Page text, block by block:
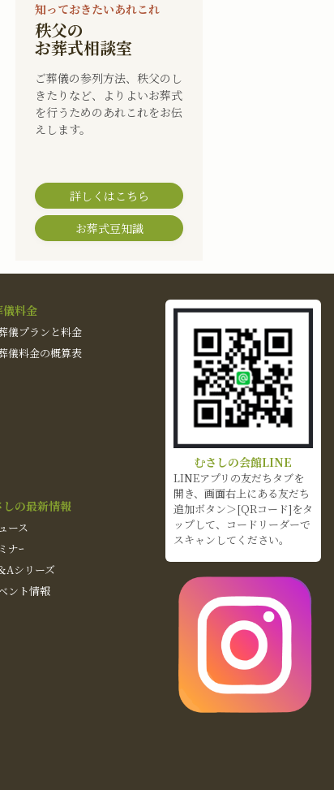
知っておきたいあれこれ
秩父の
お葬式相談室
ご葬儀の参列方法、秩父のし
きたりなど、よりよいお葬式
を行うためのあれこれをお伝
えします。
詳しくはこちら
お葬式豆知識
儀料金
儀プランと料金
儀料金の概算表
しの最新情報
ース
ナｰ
Aシリーズ
ント情報
むさしの会館LINE
LINEアプリの友だちタブを
開き、画面右上にある友だち
追加ボタン＞[QRコード]をタ
ップして、コードリーダーで
スキャンしてください。